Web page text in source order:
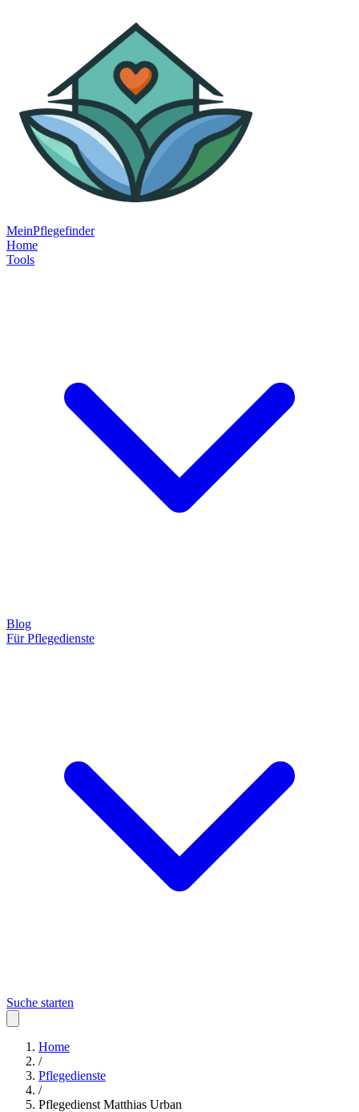
MeinPflegefinder
Home
Tools
Blog
Für Pflegedienste
Suche starten
Home
/
Pflegedienste
/
Pflegedienst Matthias Urban